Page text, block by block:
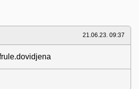
21.06.23. 09:37